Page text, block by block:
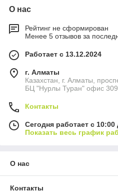
О нас
Рейтинг не сформирован
Менее 5 отзывов за
Работает с 13.12.2024
г. Алматы
Казахстан, г. Алматы,
БЦ "Нурлы Туран" офис
Контакты
Сегодня работает с 10:00
Показать весь график
О нас
Контакты